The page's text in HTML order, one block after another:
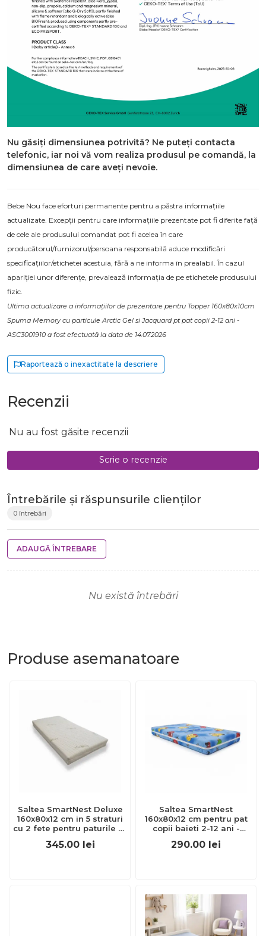
Nu găsiți dimensiunea potrivită? Ne puteți contacta
telefonic, iar noi vă vom realiza produsul pe comandă, la
dimensiunea de care aveți nevoie.
Bebe Nou face eforturi permanente pentru a păstra informațiile
actualizate. Excepții pentru care informațiile prezentate pot fi diferite față
de cele ale produsului comandat pot fi acelea în care
producătorul/furnizorul/persoana responsabilă aduce modificări
specificațiilor/etichetei acestuia, fără a ne informa în prealabil. În cazul
apariției unor diferențe, prevalează informația de pe etichetele produsului
fizic.
Ultima actualizare a informațiilor de prezentare pentru Topper 160x80x10cm
Spuma Memory cu particule Arctic Gel si Jacquard pt pat copii 2-12 ani -
ASC3001910 a fost efectuată la data de 14.07.2026
Raportează o inexactitate la descriere
Recenzii
Nu au fost găsite recenzii
Scrie o recenzie
Întrebările și răspunsurile clienților
0 întrebări
ADAUGĂ ÎNTREBARE
Nu există întrebări
Produse asemanatoare
Saltea SmartNest Deluxe
160x80x12 cm in 5 straturi
cu 2 fete pentru paturile 2-
345.00 lei
Saltea SmartNest
160x80x12 cm pentru pat
copii baieti 2-12 ani -
290.00 lei